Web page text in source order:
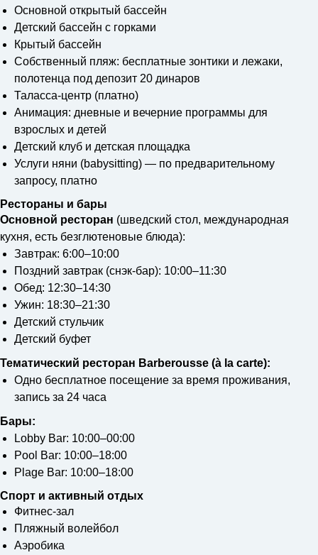
Основной открытый бассейн
Детский бассейн с горками
Крытый бассейн
Собственный пляж: бесплатные зонтики и лежаки,
полотенца под депозит 20 динаров
Таласса-центр (платно)
Анимация: дневные и вечерние программы для
взрослых и детей
Детский клуб и детская площадка
Услуги няни (babysitting) — по предварительному
запросу, платно
Рестораны и бары
Основной ресторан (шведский стол, международная
кухня, есть безглютеновые блюда):
Завтрак: 6:00–10:00
Поздний завтрак (снэк-бар): 10:00–11:30
Обед: 12:30–14:30
Ужин: 18:30–21:30
Детский стульчик
Детский буфет
Тематический ресторан Barberousse (à la carte):
Одно бесплатное посещение за время проживания,
запись за 24 часа
Бары:
Lobby Bar: 10:00–00:00
Pool Bar: 10:00–18:00
Plage Bar: 10:00–18:00
Спорт и активный отдых
Фитнес-зал
Пляжный волейбол
Аэробика